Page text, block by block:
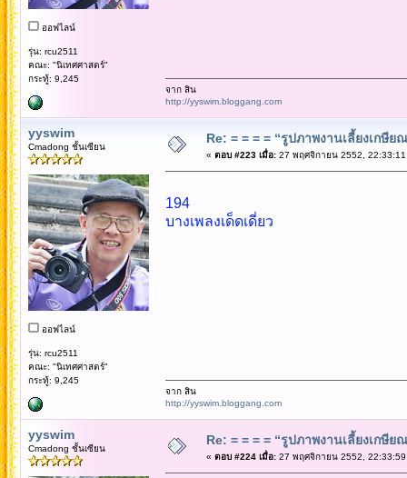
ออฟไลน์
รุ่น: rcu2511
คณะ: "นิเทศศาสตร์"
กระทู้: 9,245
จาก สิน
http://yyswim.bloggang.com
yyswim
Cmadong ชั้นเซียน
ออฟไลน์
รุ่น: rcu2511
คณะ: "นิเทศศาสตร์"
กระทู้: 9,245
Re: = = = = “รูปภาพงานเลี้ยงเกษี
« ตอบ #223 เมื่อ:27 พฤศจิกายน 2552, 22:33:11
194
บางเพลงเด็ดเดี่ยว
จาก สิน
http://yyswim.bloggang.com
yyswim
Cmadong ชั้นเซียน
Re: = = = = “รูปภาพงานเลี้ยงเกษี
« ตอบ #224 เมื่อ:27 พฤศจิกายน 2552, 22:33:59